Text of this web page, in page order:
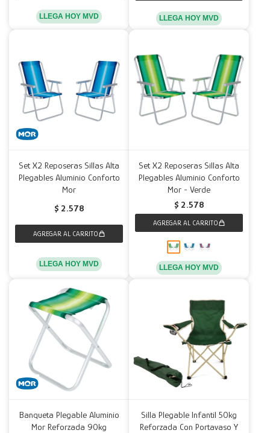
LLEGA HOY MVD LLEGA HOY MVD
Set X2 Reposeras Sillas Alta
Plegables Aluminio Conforto
Mor
$ 2.578
LLEGA HOY MVD
Set X2 Reposeras Sillas Alta
Plegables Aluminio Conforto
Mor - Verde
$ 2.578
LLEGA HOY MVD
Banqueta Plegable Aluminio
Mor Reforzada 90kg
Silla Plegable Infantil 50kg
Reforzada Con Portavaso Y